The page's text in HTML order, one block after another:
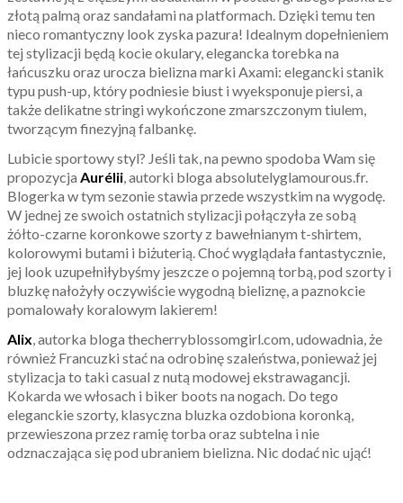
złotą palmą oraz sandałami na platformach. Dzięki temu ten
nieco romantyczny look zyska pazura! Idealnym dopełnieniem
tej stylizacji będą kocie okulary, elegancka torebka na
łańcuszku oraz urocza bielizna marki Axami: elegancki stanik
typu push-up, który podniesie biust i wyeksponuje piersi, a
także delikatne stringi wykończone zmarszczonym tiulem,
tworzącym finezyjną falbankę.
Lubicie sportowy styl? Jeśli tak, na pewno spodoba Wam się
propozycja Aurélii, autorki bloga absolutelyglamourous.fr.
Blogerka w tym sezonie stawia przede wszystkim na wygodę.
W jednej ze swoich ostatnich stylizacji połączyła ze sobą
żółto-czarne koronkowe szorty z bawełnianym t-shirtem,
kolorowymi butami i biżuterią. Choć wyglądała fantastycznie,
jej look uzupełniłybyśmy jeszcze o pojemną torbą, pod szorty i
bluzkę nałożyły oczywiście wygodną bieliznę, a paznokcie
pomalowały koralowym lakierem!
Alix, autorka bloga thecherryblossomgirl.com, udowadnia, że
również Francuzki stać na odrobinę szaleństwa, ponieważ jej
stylizacja to taki casual z nutą modowej ekstrawagancji.
Kokarda we włosach i biker boots na nogach. Do tego
eleganckie szorty, klasyczna bluzka ozdobiona koronką,
przewieszona przez ramię torba oraz subtelna i nie
odznaczająca się pod ubraniem bielizna. Nic dodać nic ująć!